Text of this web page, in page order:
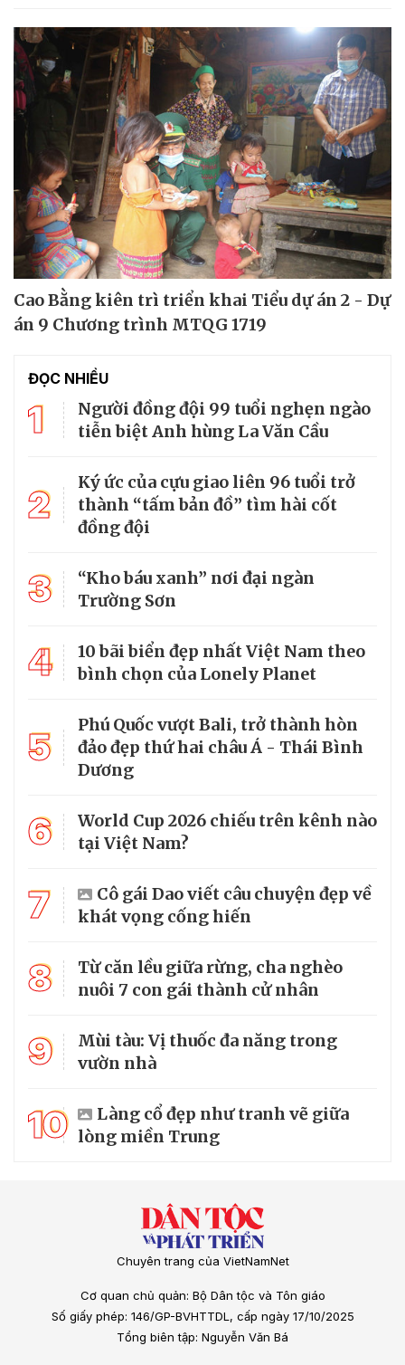
Cao Bằng kiên trì triển khai Tiểu dự án 2 - Dự
án 9 Chương trình MTQG 1719
ĐỌC NHIỀU
1
Người đồng đội 99 tuổi nghẹn ngào
tiễn biệt Anh hùng La Văn Cầu
2
Ký ức của cựu giao liên 96 tuổi trở
thành “tấm bản đồ” tìm hài cốt
đồng đội
3
“Kho báu xanh” nơi đại ngàn
Trường Sơn
4
10 bãi biển đẹp nhất Việt Nam theo
bình chọn của Lonely Planet
5
Phú Quốc vượt Bali, trở thành hòn
đảo đẹp thứ hai châu Á - Thái Bình
Dương
6
World Cup 2026 chiếu trên kênh nào
tại Việt Nam?
7
Cô gái Dao viết câu chuyện đẹp về
khát vọng cống hiến
8
Từ căn lều giữa rừng, cha nghèo
nuôi 7 con gái thành cử nhân
9
Mùi tàu: Vị thuốc đa năng trong
vườn nhà
10
Làng cổ đẹp như tranh vẽ giữa
lòng miền Trung
Chuyên trang của VietNamNet
Cơ quan chủ quản: Bộ Dân tộc và Tôn giáo
Số giấy phép: 146/GP-BVHTTDL, cấp ngày 17/10/2025
Tổng biên tập: Nguyễn Văn Bá